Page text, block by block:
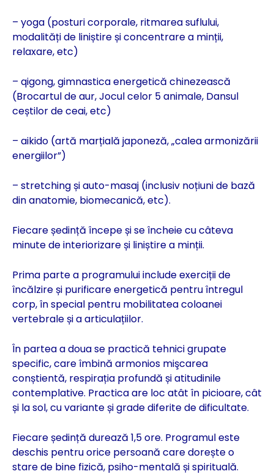
– yoga (posturi corporale, ritmarea suflului,
modalități de liniștire și concentrare a minții,
relaxare, etc)
– qigong, gimnastica energetică chinezească
(Brocartul de aur, Jocul celor 5 animale, Dansul
ceștilor de ceai, etc)
– aikido (artă marțială japoneză, „calea armonizării
energiilor”)
– stretching și auto-masaj (inclusiv noțiuni de bază
din anatomie, biomecanică, etc).
Fiecare ședință începe și se încheie cu câteva
minute de interiorizare și liniștire a minții.
Prima parte a programului include exerciții de
încălzire și purificare energetică pentru întregul
corp, în special pentru mobilitatea coloanei
vertebrale și a articulațiilor.
În partea a doua se practică tehnici grupate
specific, care îmbină armonios mişcarea
conștientă, respirația profundă și atitudinile
contemplative. Practica are loc atât în picioare, cât
și la sol, cu variante și grade diferite de dificultate.
Fiecare ședință durează 1,5 ore. Programul este
deschis pentru orice persoană care dorește o
stare de bine fizică, psiho-mentală și spirituală.